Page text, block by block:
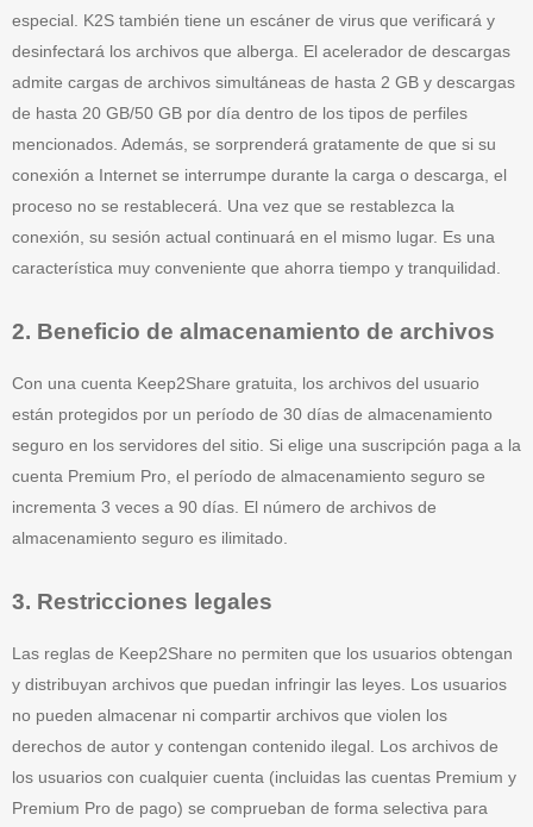
especial. K2S también tiene un escáner de virus que verificará y
desinfectará los archivos que alberga. El acelerador de descargas
admite cargas de archivos simultáneas de hasta 2 GB y descargas
de hasta 20 GB/50 GB por día dentro de los tipos de perfiles
mencionados. Además, se sorprenderá gratamente de que si su
conexión a Internet se interrumpe durante la carga o descarga, el
proceso no se restablecerá. Una vez que se restablezca la
conexión, su sesión actual continuará en el mismo lugar. Es una
característica muy conveniente que ahorra tiempo y tranquilidad.
2. Beneficio de almacenamiento de archivos
Con una cuenta Keep2Share gratuita, los archivos del usuario
están protegidos por un período de 30 días de almacenamiento
seguro en los servidores del sitio. Si elige una suscripción paga a la
cuenta Premium Pro, el período de almacenamiento seguro se
incrementa 3 veces a 90 días. El número de archivos de
almacenamiento seguro es ilimitado.
3. Restricciones legales
Las reglas de Keep2Share no permiten que los usuarios obtengan
y distribuyan archivos que puedan infringir las leyes. Los usuarios
no pueden almacenar ni compartir archivos que violen los
derechos de autor y contengan contenido ilegal. Los archivos de
los usuarios con cualquier cuenta (incluidas las cuentas Premium y
Premium Pro de pago) se comprueban de forma selectiva para